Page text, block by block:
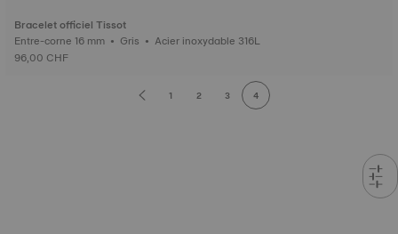
Bracelet officiel Tissot
Entre-corne 16 mm • Gris • Acier inoxydable 316L
96,00 CHF
1 2 3 4